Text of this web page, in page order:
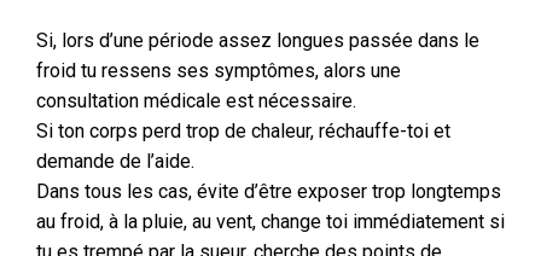
Si, lors d’une période assez longues passée dans le
froid tu ressens ses symptômes, alors une
consultation médicale est nécessaire.
Si ton corps perd trop de chaleur, réchauffe-toi et
demande de l’aide.
Dans tous les cas, évite d’être exposer trop longtemps
au froid, à la pluie, au vent, change toi immédiatement si